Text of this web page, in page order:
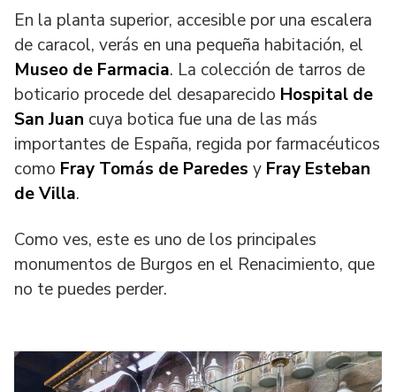
En la planta superior, accesible por una escalera
de caracol, verás en una pequeña habitación, el
Museo de Farmacia. La colección de tarros de
boticario procede del desaparecido Hospital de
San Juan cuya botica fue una de las más
importantes de España, regida por farmacéuticos
como Fray Tomás de Paredes y Fray Esteban
de Villa.
Como ves, este es uno de los principales
monumentos de Burgos en el Renacimiento, que
no te puedes perder.